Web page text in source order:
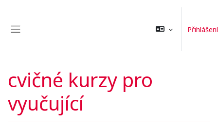
Přihlášení
cvičné kurzy pro
vyučující